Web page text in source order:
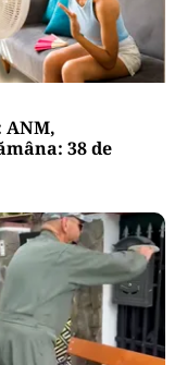
ANM,
38 de